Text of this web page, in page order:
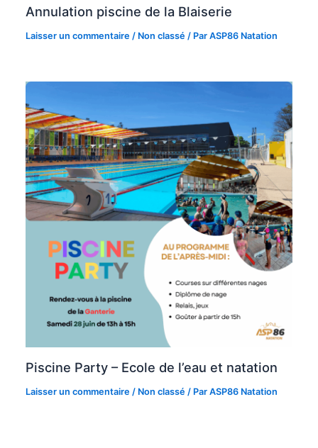
Annulation piscine de la Blaiserie
Laisser un commentaire / Non classé / ParASP86 Natation
Piscine Party – Ecole de l’eau et natation
Laisser un commentaire / Non classé / ParASP86 Natation